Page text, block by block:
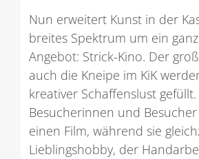
Nun erweitert Kunst in der
breites Spektrum um ein
Angebot: Strick-Kino. Der
auch die Kneipe im KiK
kreativer Schaffenslust gefüllt.
Besucherinnen und
einen Film, während sie
Lieblingshobby, der